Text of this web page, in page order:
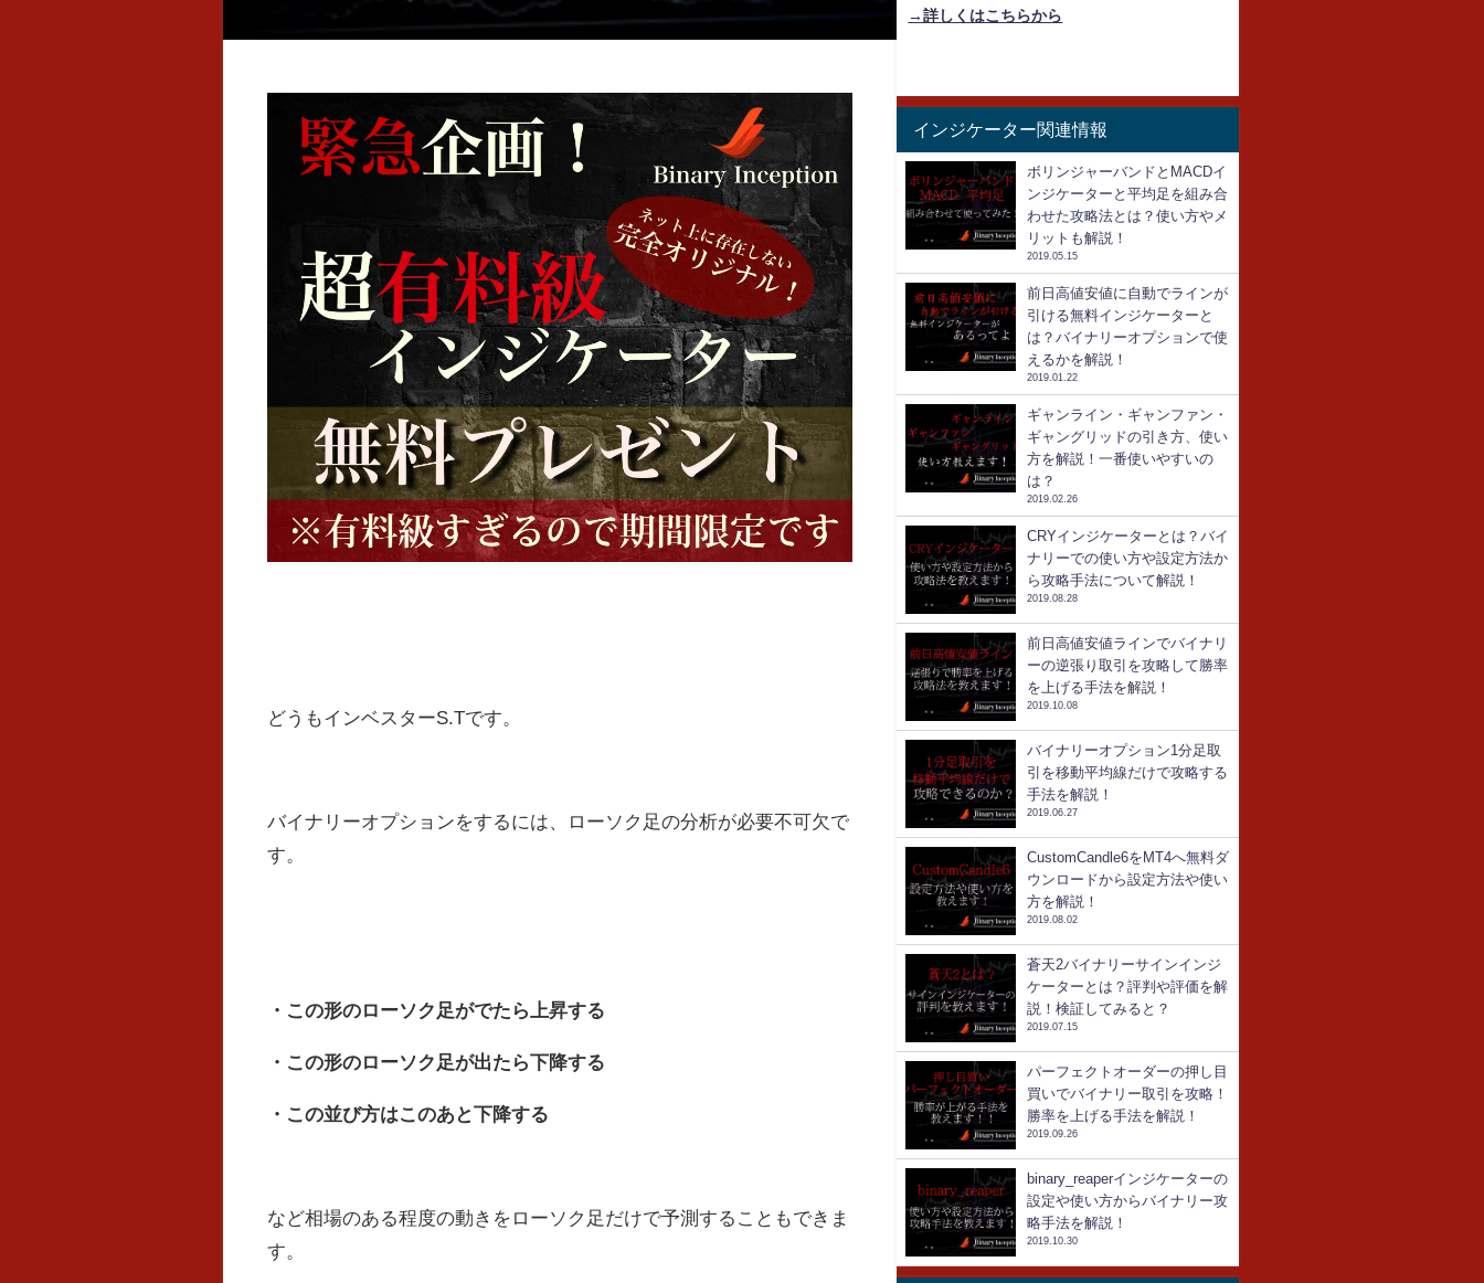
どうもインベスターS.Tです。
バイナリーオプションをするには、ローソク足の分析が必要不可欠で
す。
・この形のローソク足がでたら上昇する
・この形のローソク足が出たら下降する
・この並び方はこのあと下降する
など相場のある程度の動きをローソク足だけで予測することもできま
す。
→詳しくはこちらから
インジケーター関連情報
ボリンジャーバンドとMACDイ
ンジケーターと平均足を組み合
わせた攻略法とは？使い方やメ
リットも解説！
2019.05.15
前日高値安値に自動でラインが
引ける無料インジケーターと
は？バイナリーオプションで使
えるかを解説！
2019.01.22
ギャンライン・ギャンファン・
ギャングリッドの引き方、使い
方を解説！一番使いやすいの
は？
2019.02.26
CRYインジケーターとは？バイ
ナリーでの使い方や設定方法か
ら攻略手法について解説！
2019.08.28
前日高値安値ラインでバイナリ
ーの逆張り取引を攻略して勝率
を上げる手法を解説！
2019.10.08
バイナリーオプション1分足取
引を移動平均線だけで攻略する
手法を解説！
2019.06.27
CustomCandle6をMT4へ無料ダ
ウンロードから設定方法や使い
方を解説！
2019.08.02
蒼天2バイナリーサインインジ
ケーターとは？評判や評価を解
説！検証してみると？
2019.07.15
パーフェクトオーダーの押し目
買いでバイナリー取引を攻略！
勝率を上げる手法を解説！
2019.09.26
binary_reaperインジケーターの
設定や使い方からバイナリー攻
略手法を解説！
2019.10.30